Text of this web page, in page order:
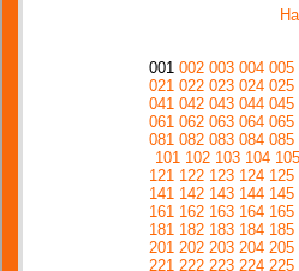
001 002 003 004 005
021 022 023 024 025
041 042 043 044 045
061 062 063 064 065
081 082 083 084 085
101 102 103 104 105
121 122 123 124 125
141 142 143 144 145
161 162 163 164 165
181 182 183 184 185
201 202 203 204 205
221 222 223 224 225